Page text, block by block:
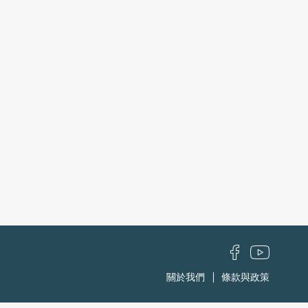
關於我們
條款與政策